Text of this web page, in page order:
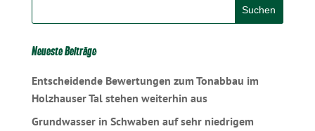
Neueste Beiträge
Entscheidende Bewertungen zum Tonabbau im
Holzhauser Tal stehen weiterhin aus
Grundwasser in Schwaben auf sehr niedrigem